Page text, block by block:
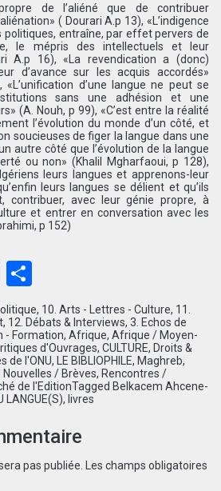
de l’aliéné que de contribuer
( Dourari A.p 13), «L’indigence
politiques, entraîne, par effet pervers de
le mépris des intellectuels et leur
A.p 16), «La revendication a (donc)
d’avance sur les acquis accordés»
d’une langue ne peut se
sans une adhésion et une
(A. Nouh, p 99), «C’est entre la réalité
l’évolution du monde d’un côté, et
soucieuses de figer la langue dans une
autre côté que l’évolution de la langue
ou non» (Khalil Mgharfaoui, p 128),
leurs langues et apprenons-leur
leurs langues se délient et qu’ils
contribuer, avec leur génie propre, à
et entrer en conversation avec les
p 152)
Email
, 10. Arts - Lettres - Culture, 11.
, 12. Débats & Interviews, 3. Echos de
- Formation, Afrique, Afrique / Moyen-
d'Ouvrages, CULTURE, Droits &
de l'ONU, LE BIBLIOPHILE, Maghreb,
Nouvelles / Brèves, Rencontres /
de l'EditionTagged Belkacem Ahcene-
LANGUE(S), livres
pas publiée.
Les champs obligatoires